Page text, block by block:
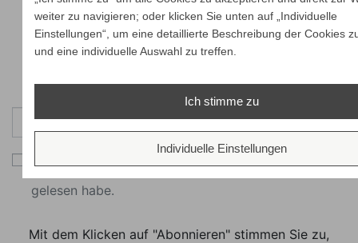
Newsletter
Abonnieren
Ich bestätige, dass ich die
Datenschutzerklärung
gelesen habe.
Mit dem Klicken auf "Abonnieren" stimmen Sie zu,
weiter zu navigieren; oder klicken Sie unten auf „Individuelle
Einstellungen“, um eine detaillierte Beschreibung der Cookies
und eine individuelle Auswahl zu treffen.
Ich stimme zu
Individuelle Einstellungen